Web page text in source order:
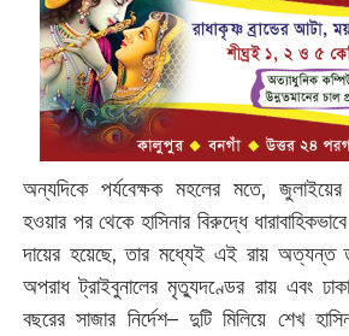
অন্যদিকে পর্যবেক্ষক মহলের মতে,
হওয়ার পর থেকে হাসিনার বিরুদ্ধে
দায়ের হয়েছে, তার মধ্যেই এই রায় অত্যন্ত
অপরাধ ট্রাইবুনালের মৃত্যুদণ্ডের রায় এবং
বছরের সাজার নির্দেশ– দুটি মিলিয়ে শেখ